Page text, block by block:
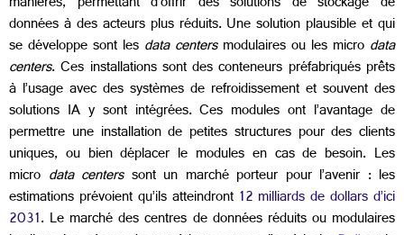
données à des acteurs plus réduits. Une solution plausible et qui
se développe sont les data centersmodulaires ou les micro data
centers. Ces installations sont des conteneurs préfabriqués prêts
à l’usage avec des systèmes de refroidissement et souvent des
solutions IA y sont intégrées. Ces modules ont l’avantage de
permettre une installation de petites structures pour des clients
uniques, ou bien déplacer le modules en cas de besoin. Les
micro data centerssont un marché porteur pour l’avenir : les
estimations prévoient qu’ils atteindront 12 milliards de dollars d’ici
2031. Le marché des centres de données réduits ou modulaires